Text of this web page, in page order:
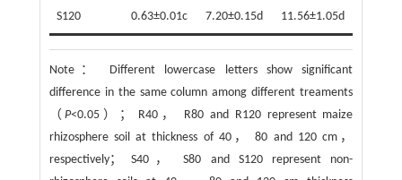
S120 0.63±0.01c 7.20±0.15d 11.56±1.05d
Note：
Different lowercase letters show significant
difference in the same column among different treaments
（P<0.05）； R40， R80 and R120 represent maize
rhizosphere soil at thickness of 40， 80 and 120 cm，
respectively； S40， S80 and S120 represent non-